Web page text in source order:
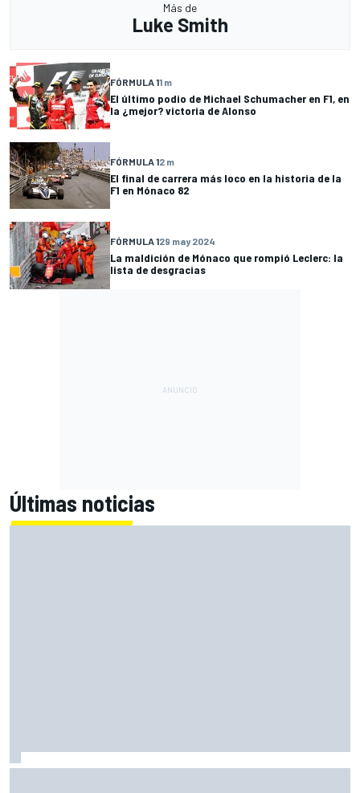
Más de
Luke Smith
FÓRMULA 11 m
El último podio de Michael Schumacher en F1, en
la ¿mejor? victoria de Alonso
FÓRMULA 12 m
El final de carrera más loco en la historia de la
F1 en Mónaco 82
FÓRMULA 129 may 2024
La maldición de Mónaco que rompió Leclerc: la
lista de desgracias
Últimas noticias